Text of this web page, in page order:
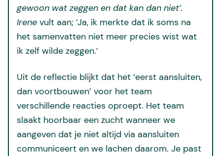
gewoon wat zeggen en dat kan dan niet’.
Irene vult aan; ‘Ja, ik merkte dat ik soms na
het samenvatten niet meer precies wist wat
ik zelf wilde zeggen.’
Uit de reflectie blijkt dat het ‘eerst aansluiten,
dan voortbouwen’ voor het team
verschillende reacties oproept. Het team
slaakt hoorbaar een zucht wanneer we
aangeven dat je niet altijd via aansluiten
communiceert en we lachen daarom. Je past